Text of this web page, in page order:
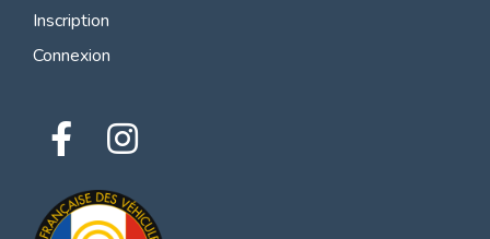
Inscription
Connexion